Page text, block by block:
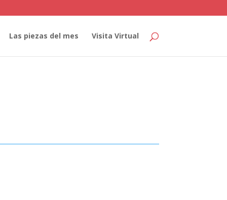
Las piezas del mes Visita Virtual